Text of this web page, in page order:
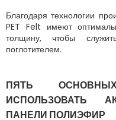
Благодаря технологии
PET Felt имеют
толщину, чтобы
поглотителем.
ПЯТЬ
ИСПОЛЬЗОВАТЬ
ПАНЕЛИ ПОЛИЭФИР